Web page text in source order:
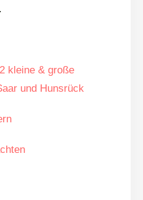
kleine & große
und Hunsrück